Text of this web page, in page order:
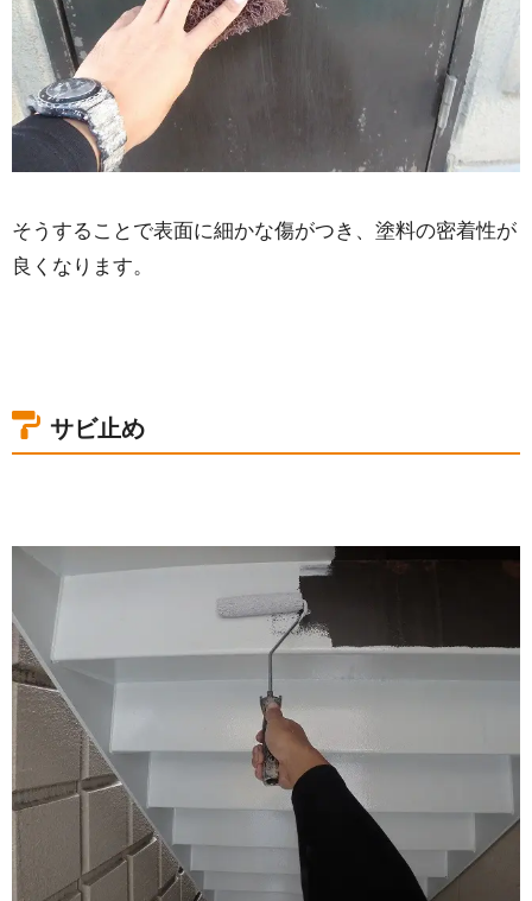
そうすることで表面に細かな傷がつき、塗料の密着性が
良くなります。
サビ止め